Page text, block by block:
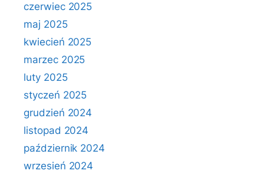
czerwiec 2025
maj 2025
kwiecień 2025
marzec 2025
luty 2025
styczeń 2025
grudzień 2024
listopad 2024
październik 2024
wrzesień 2024